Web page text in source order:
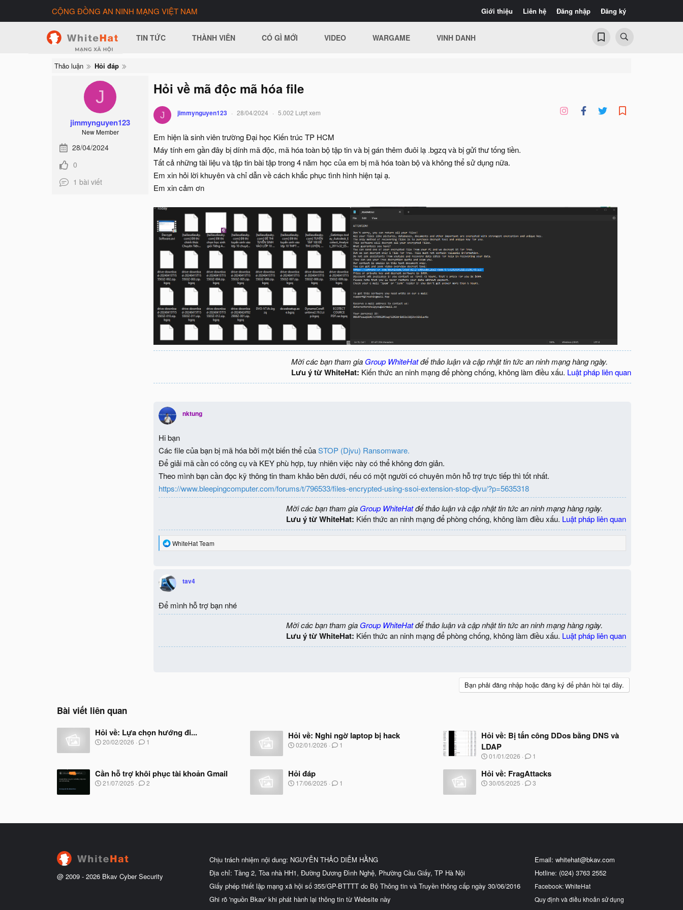
Giới thiệu Liên hệ Đăng nhập Đăng ký
CỘNG ĐỒNG AN NINH MẠNG VIỆT NAM
TIN TỨC THÀNH VIÊN CÓ GÌ MỚI VIDEO WARGAME VINH DANH
Thảo luận Hỏi đáp
J
jimmynguyen123
New Member
28/04/2024
0
1 bài viết
Hỏi về mã độc mã hóa file
J jimmynguyen123 28/04/2024 5.002 Lượt xem
Em hiện là sinh viên trường Đại học Kiến trúc TP HCM
Máy tính em gần đây bị dính mã độc, mã hóa toàn bộ tập tin và bị gán thêm đuôi lạ .bgzq và bị gửi thư tống tiền.
Tất cả những tài liệu và tập tin bài tập trong 4 năm học của em bị mã hóa toàn bộ và không thể sử dụng nữa.
Em xin hỏi lời khuyên và chỉ dẫn về cách khắc phục tình hình hiện tại ạ.
Em xin cảm ơn
Mời các bạn tham gia Group WhiteHatđể thảo luận và cập nhật tin tức an ninh mạng hàng ngày.
Lưu ý từ WhiteHat: Kiến thức an ninh mạng để phòng chống, không làm điều xấu. Luật pháp liên quan
nktung
Hi bạn
Các file của bạn bị mã hóa bởi một biến thể củaSTOP (Djvu) Ransomware.
Để giải mã cần có công cụ và KEY phù hợp, tuy nhiên việc này có thể không đơn giản.
Theo mình bạn cần đọc kỹ thông tin tham khảo bên dưới, nếu có một người có chuyên môn hỗ trợ trực tiếp thì tốt nhất.
https://www.bleepingcomputer.com/forums/t/796533/files-encrypted-using-ssoi-extension-stop-djvu/?p=5635318
Mời các bạn tham gia Group WhiteHatđể thảo luận và cập nhật tin tức an ninh mạng hàng ngày.
Lưu ý từ WhiteHat: Kiến thức an ninh mạng để phòng chống, không làm điều xấu. Luật pháp liên quan
R
t
i
o
s
:
WhiteHat Team
tav4
Để mình hỗ trợ bạn nhé
Mời các bạn tham gia Group WhiteHatđể thảo luận và cập nhật tin tức an ninh mạng hàng ngày.
Lưu ý từ WhiteHat: Kiến thức an ninh mạng để phòng chống, không làm điều xấu. Luật pháp liên quan
Bạn phải đăng nhập hoặc đăng ký để phản hồi tại đây.
Bài viết liên quan
Hỏi về: Lựa chọn hướng đi...
N
b
ắ
20/02/2026 1
Hỏi về: Nghi ngờ laptop bị hack
N
y
b
ắ
02/01/2026 1
Hỏi về: Bị tấn công DDos bằng DNS và
LDAP
N
à
y
b
01/01/2026 1
Cần hỗ trợ khôi phục tài khoản Gmail
N
ắ
u
21/07/2025 2
Hỏi đáp
N
ắ
u
17/06/2025 1
Hỏi về: FragAttacks
N
ắ
30/05/2025 3
@ 2009 - 2026 Bkav Cyber Security
Chịu trách nhiệm nội dung: NGUYỄN THẢO DIỄM HẰNG
Địa chỉ: Tầng 2, Tòa nhà HH1, Đường Dương Đình Nghệ, Phường Cầu Giấy, TP Hà Nội
Giấy phép thiết lập mạng xã hội số 355/GP-BTTTT do Bộ Thông tin và Truyền thông cấp ngày 30/06/2016
Ghi rõ 'nguồn Bkav' khi phát hành lại thông tin từ Website này
Email: whitehat@bkav.com
Hotline: (024) 3763 2552
Facebook: WhiteHat
Quy định và điều khoản sử dụng